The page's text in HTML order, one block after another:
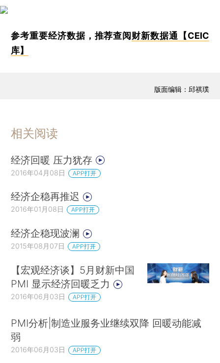
参考重要经济数据，推荐查阅 财新数据通【CEIC
库】
版面编辑：邱祺璞
相关阅读
经济回暖 压力犹存
2016年04月08日 APP打开
经济企稳再推迟
2016年01月08日 APP打开
经济企稳现波澜
2015年08月07日 APP打开
【宏观经济谈】5月财新中国
PMI 显示经济回暖乏力
2016年06月03日 APP打开
PMI分析|制造业服务业继续双降 回暖动能减
弱
2016年06月03日 APP打开